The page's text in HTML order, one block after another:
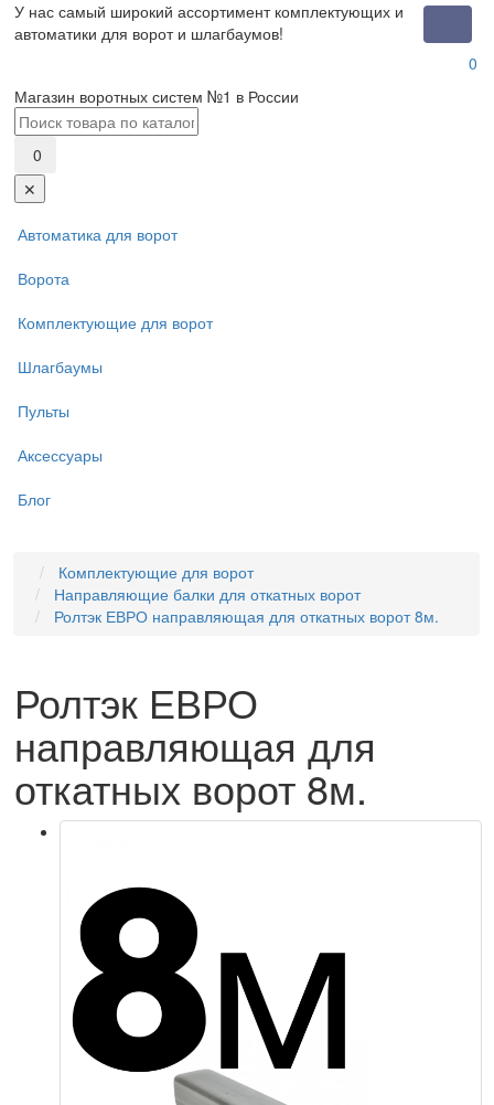
У нас самый широкий ассортимент комплектующих и
автоматики для ворот и шлагбаумов!
0
Магазин воротных систем №1 в России
0
✕
Автоматика для ворот
Ворота
Комплектующие для ворот
Шлагбаумы
Пульты
Аксессуары
Блог
Комплектующие для ворот
Направляющие балки для откатных ворот
Ролтэк ЕВРО направляющая для откатных ворот 8м.
Ролтэк ЕВРО
направляющая для
откатных ворот 8м.